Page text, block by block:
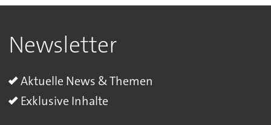
Newsletter
Aktuelle News & Themen
Exklusive Inhalte